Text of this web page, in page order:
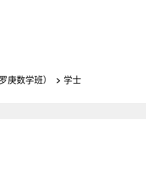
庚数学班） 学士